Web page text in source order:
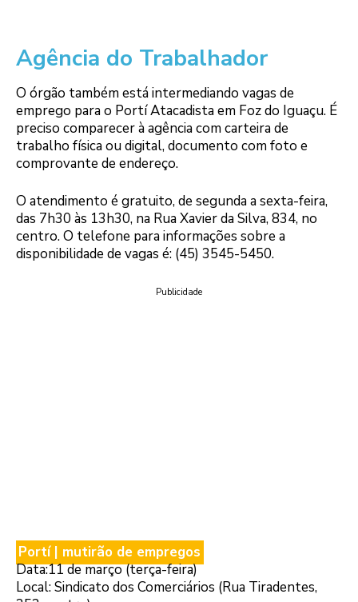
Agência do Trabalhador
O órgão também está intermediando vagas de
emprego para o Portí Atacadista em Foz do Iguaçu. É
preciso comparecer à agência com carteira de
trabalho física ou digital, documento com foto e
comprovante de endereço.
O atendimento é gratuito, de segunda a sexta-feira,
das 7h30 às 13h30, na Rua Xavier da Silva, 834, no
centro. O telefone para informações sobre a
disponibilidade de vagas é: (45) 3545-5450.
Publicidade
Portí | mutirão de empregos
Data:11 de março (terça-feira)
Local: Sindicato dos Comerciários (Rua Tiradentes,